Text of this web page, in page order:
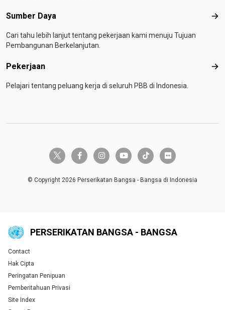
Sumber Daya
Cari tahu lebih lanjut tentang pekerjaan kami menuju Tujuan
Pembangunan Berkelanjutan.
Pekerjaan
Pelajari tentang peluang kerja di seluruh PBB di Indonesia.
twitter-x facebook-finstagramyoutube tiktok flickr
© Copyright 2026 Perserikatan Bangsa - Bangsa di Indonesia
PERSERIKATAN BANGSA - BANGSA
Global U.N. menu
Contact
Hak Cipta
Peringatan Penipuan
Pemberitahuan Privasi
Site Index